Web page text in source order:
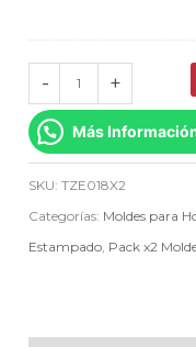
- +
Más
SKU:TZE018X2
Categorías: Moldes para
Estampado Pack x2